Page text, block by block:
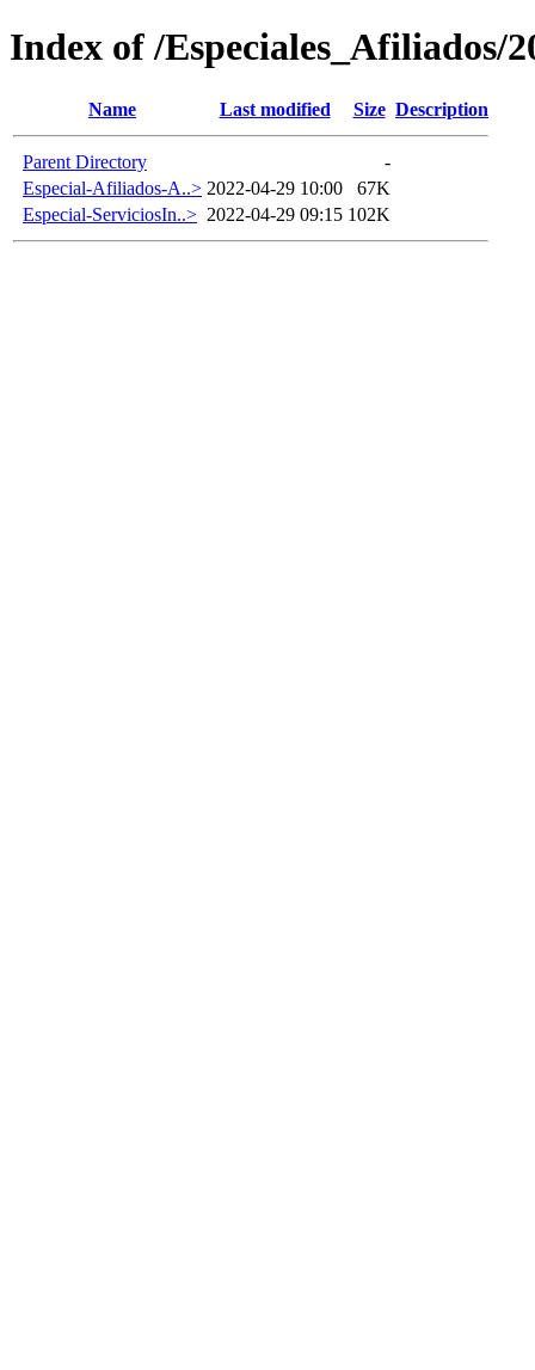
Index of /Especiales_Afiliados/
Name Last modified Size Description
Parent Directory
-
Especial-Afiliados-A..> 2022-04-29 10:00
67K
Especial-ServiciosIn..> 2022-04-29 09:15 102K